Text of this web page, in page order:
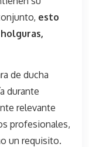
esto
de ducha
durante
relevante
profesionales,
un requisito.